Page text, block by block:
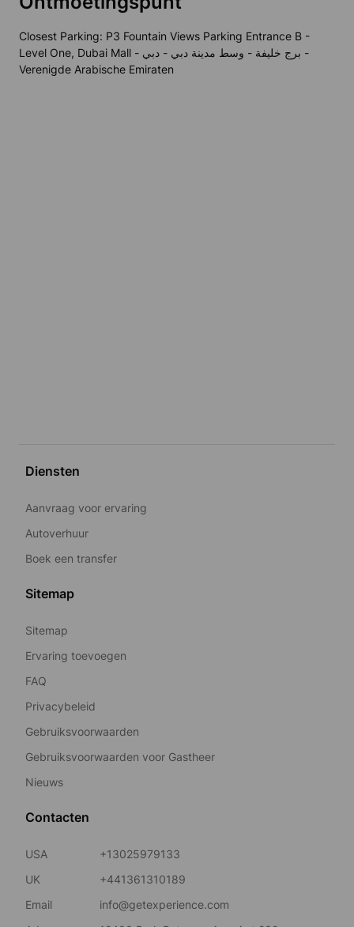
Closest Parking: P3 Fountain Views Parking Entrance B -
Level One, Dubai Mall - برج خليفة - وسط مدينة دبي - دبي -
Verenigde Arabische Emiraten
Diensten
Aanvraag voor ervaring
Autoverhuur
Boek een transfer
Sitemap
Sitemap
Ervaring toevoegen
FAQ
Privacybeleid
Gebruiksvoorwaarden
Gebruiksvoorwaarden voor Gastheer
Nieuws
Contacten
USA
+13025979133
UK
+441361310189
Email
info@getexperience.com